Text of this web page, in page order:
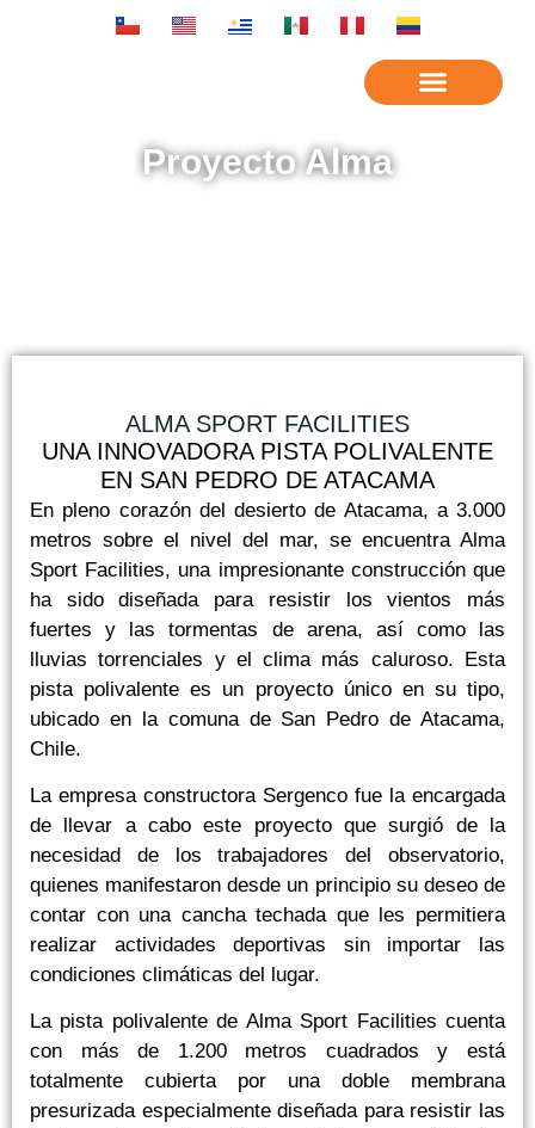
Proyecto Alma
ALMA SPORT FACILITIES
UNA INNOVADORA PISTA POLIVALENTE
EN SAN PEDRO DE ATACAMA
En pleno corazón del desierto de Atacama, a 3.000
metros sobre el nivel del mar, se encuentra Alma
Sport Facilities, una impresionante construcción que
ha sido diseñada para resistir los vientos más
fuertes y las tormentas de arena, así como las
lluvias torrenciales y el clima más caluroso. Esta
pista polivalente es un proyecto único en su tipo,
ubicado en la comuna de San Pedro de Atacama,
Chile.
La empresa constructora Sergenco fue la encargada
de llevar a cabo este proyecto que surgió de la
necesidad de los trabajadores del observatorio,
quienes manifestaron desde un principio su deseo de
contar con una cancha techada que les permitiera
realizar actividades deportivas sin importar las
condiciones climáticas del lugar.
La pista polivalente de Alma Sport Facilities cuenta
con más de 1.200 metros cuadrados y está
totalmente cubierta por una doble membrana
presurizada especialmente diseñada para resistir las